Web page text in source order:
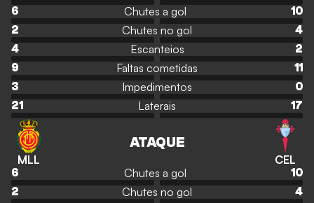
6
Chutes a gol
10
2
Chutes no gol
4
4
Escanteios
2
9
Faltas cometidas
11
3
Impedimentos
0
21
Laterais 17
MLL
ATAQUE
CEL
6 Chutes a gol
10
2
Chutes no gol
4